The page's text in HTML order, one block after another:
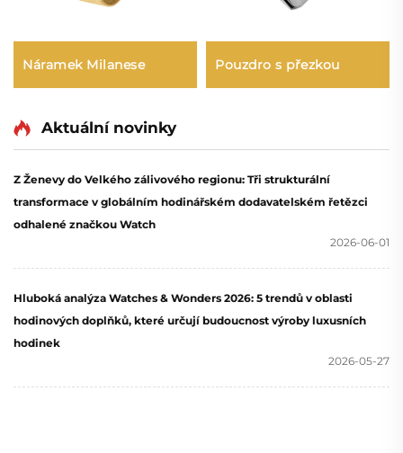
Náramek Milanese Pouzdro s přezkou
Aktuální novinky
Z Ženevy do Velkého zálivového regionu: Tři strukturální
transformace v globálním hodinářském dodavatelském řetězci
odhalené značkou Watch
2026-06-01
Hluboká analýza Watches & Wonders 2026: 5 trendů v oblasti
hodinových doplňků, které určují budoucnost výroby luxusních
hodinek
2026-05-27